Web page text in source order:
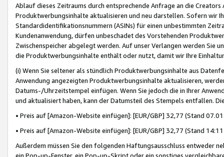
Ablauf dieses Zeitraums durch entsprechende Anfrage an die
Produktwerbungsinhalte aktualisieren und neu darstellen. Sofern wir
Standardidentifikationsnummern (ASINs) für einen unbestimmten
Kundenanwendung, dürfen unbeschadet des Vorstehenden
Zwischenspeicher abgelegt werden. Auf unser Verlangen werden Sie
die Produktwerbungsinhalte enthält oder nutzt, damit wir Ihre
(i) Wenn Sie seltener als stündlich Produktwerbungsinhalte aus
Anwendung angezeigten Produktwerbungsinhalte aktualisieren,
Datums-/Uhrzeitstempel einfügen. Wenn Sie jedoch die in Ihrer
und aktualisiert haben, kann der Datumsteil des Stempels entfallen.
• Preis auf [Amazon-Website einfügen]: [EUR/GBP] 32,77 (Stand
• Preis auf [Amazon-Website einfügen]: [EUR/GBP] 32,77 (Stand
Außerdem müssen Sie den folgenden Haftungsausschluss entweder
ein Pop-up-Fenster, ein Pop-up-Skript oder ein sonstiges